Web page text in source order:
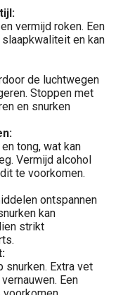
vermijd roken. Een
en kan
de luchtwegen
Stoppen met
en snurken
tong, wat kan
Vermijd alcohol
te voorkomen.
ontspannen
kan
strikt
snurken. Extra vet
Een